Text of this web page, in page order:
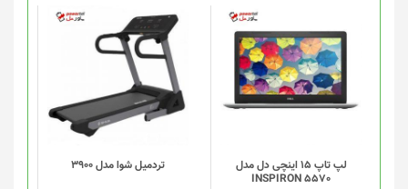
محصول
انتخاب
شوند
لپ تاپ 15 اینچی دل مدل
INSPIRON 5570
تردميل شوا مدل 3900